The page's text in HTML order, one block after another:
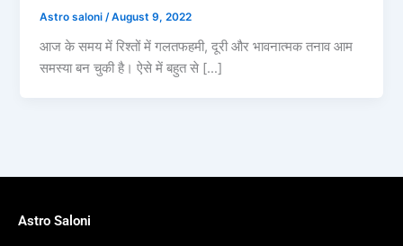
Astro saloni /August 9, 2022
आज के समय में रिश्तों में गलतफहमी, दूरी और भावनात्मक तनाव आम
समस्या बन चुकी है। ऐसे में बहुत से […]
Astro Saloni